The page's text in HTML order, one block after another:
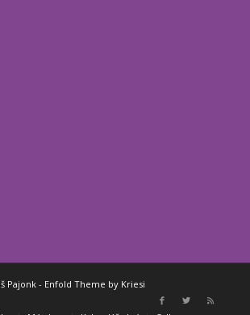
Pajonk- Enfold Theme by Kriesi